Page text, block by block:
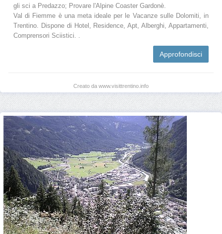
gli sci a Predazzo; Provare l'Alpine Coaster Gardonè.
Val di Fiemme è una meta ideale per le Vacanze sulle Dolomiti, in
Trentino. Dispone di Hotel, Residence, Apt, Alberghi, Appartamenti,
Comprensori Sciistici. .
Approfondisci
Creato da www.visittrentino.info